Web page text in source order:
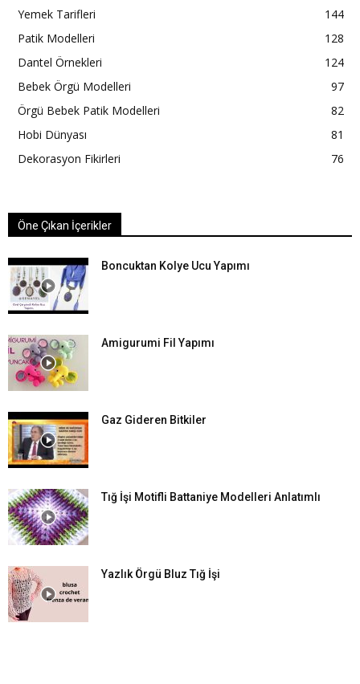
Yemek Tarifleri
144
Patik Modelleri
128
Dantel Örnekleri
124
Bebek Örgü Modelleri
97
Örgü Bebek Patik Modelleri
82
Hobi Dünyası
81
Dekorasyon Fikirleri
76
Öne Çıkan İçerikler
Boncuktan Kolye Ucu Yapımı
Amigurumi Fil Yapımı
Gaz Gideren Bitkiler
Tığ İşi Motifli Battaniye Modelleri Anlatımlı
Yazlık Örgü Bluz Tığ İşi